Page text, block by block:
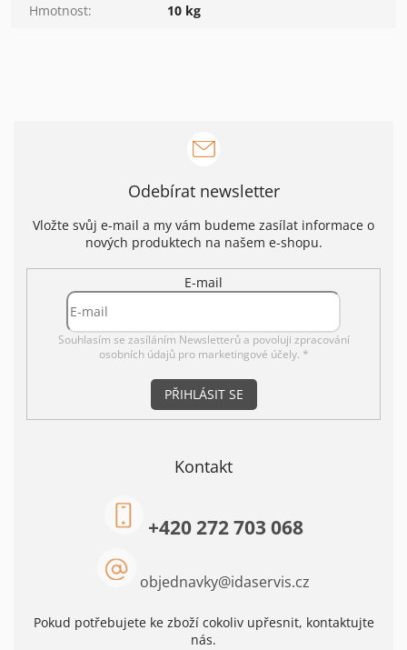
Hmotnost: 10 kg
Odebírat newsletter
Vložte svůj e-mail a my vám budeme zasílat informace o
nových produktech na našem e-shopu.
E-mail
Souhlasím se zasíláním Newsletterů a povoluji zpracování
osobních údajů pro marketingové účely. *
PŘIHLÁSIT SE
Kontakt
objednavky@idaservis.cz
+420 272 703 068
Pokud potřebujete ke zboží cokoliv upřesnit, kontaktujte
nás.